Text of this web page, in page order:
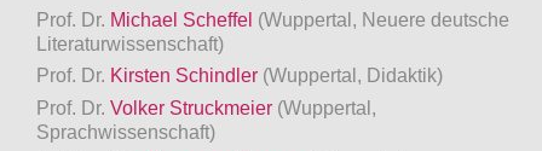
Prof. Dr. Michael Scheffel (Wuppertal, Neuere deutsche
Literaturwissenschaft)
Prof. Dr. Kirsten Schindler (Wuppertal, Didaktik)
Prof. Dr. Volker Struckmeier (Wuppertal,
Sprachwissenschaft)